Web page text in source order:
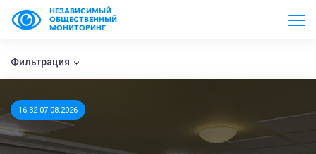
НЕЗАВИСИМЫЙ
ОБЩЕСТВЕННЫЙ
МОНИТОРИНГ
Фильтрация
16:32 07.08.2026